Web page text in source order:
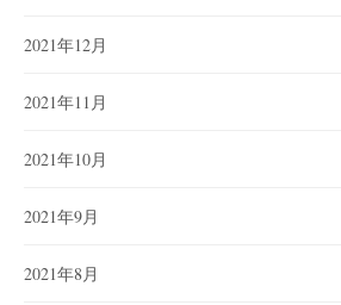
2021年12月
2021年11月
2021年10月
2021年9月
2021年8月